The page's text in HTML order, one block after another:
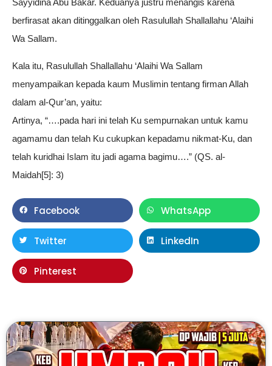
Sayyidina Abu Bakar. Keduanya justru menangis karena
berfirasat akan ditinggalkan oleh Rasulullah Shallallahu ‘Alaihi
Wa Sallam.
Kala itu, Rasulullah Shallallahu ‘Alaihi Wa Sallam
menyampaikan kepada kaum Muslimin tentang firman Allah
dalam al-Qur’an, yaitu:
Artinya, “….pada hari ini telah Ku sempurnakan untuk kamu
agamamu dan telah Ku cukupkan kepadamu nikmat-Ku, dan
telah kuridhai Islam itu jadi agama bagimu….” (QS. al-
Maidah[5]: 3)
Facebook WhatsApp
Twitter LinkedIn
Pinterest